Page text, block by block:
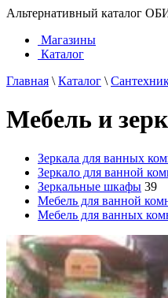
Альтернативный каталог
Магазины
Каталог
Главная \ Каталог \
Мебель и
Зеркала для ванных
Зеркало для ванной
Зеркальные шкафы 39
Мебель для ванной
Мебель для ванных